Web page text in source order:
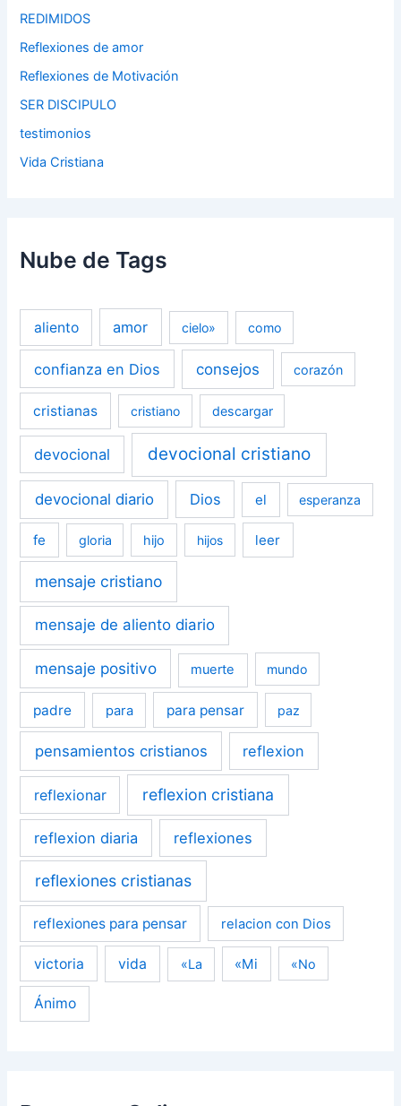
REDIMIDOS
Reflexiones de amor
Reflexiones de Motivación
SER DISCIPULO
testimonios
Vida Cristiana
Nube de Tags
aliento amor cielo» como
confianza en Dios consejos corazón
cristianas cristiano descargar
devocional devocional cristiano
devocional diario Dios el esperanza
fe gloria hijo hijos leer
mensaje cristiano
mensaje de aliento diario
mensaje positivo muerte mundo
padre para para pensar paz
pensamientos cristianos reflexion
reflexionar reflexion cristiana
reflexion diaria reflexiones
reflexiones cristianas
reflexiones para pensar relacion con Dios
victoria vida «La «Mi «No
Ánimo